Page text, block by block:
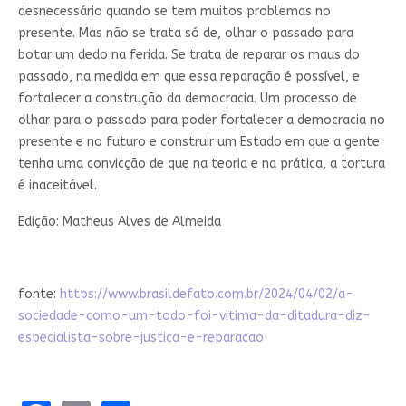
desnecessário quando se tem muitos problemas no
presente. Mas não se trata só de, olhar o passado para
botar um dedo na ferida. Se trata de reparar os maus do
passado, na medida em que essa reparação é possível, e
fortalecer a construção da democracia. Um processo de
olhar para o passado para poder fortalecer a democracia no
presente e no futuro e construir um Estado em que a gente
tenha uma convicção de que na teoria e na prática, a tortura
é inaceitável.
Edição: Matheus Alves de Almeida
fonte: https://www.brasildefato.com.br/2024/04/02/a-
sociedade-como-um-todo-foi-vitima-da-ditadura-diz-
especialista-sobre-justica-e-reparacao